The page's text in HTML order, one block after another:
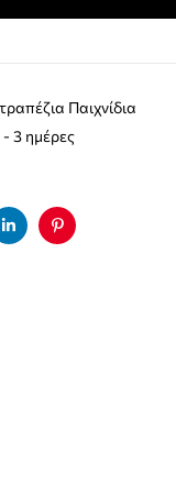
Παιχνίδια
- 3 ημέρες
LinkedinPinterest